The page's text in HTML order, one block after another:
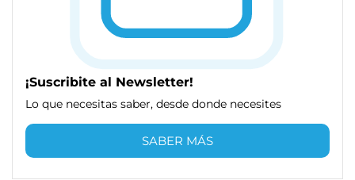
¡Suscribite al Newsletter!
Lo que necesitas saber, desde donde necesites
SABER MÁS